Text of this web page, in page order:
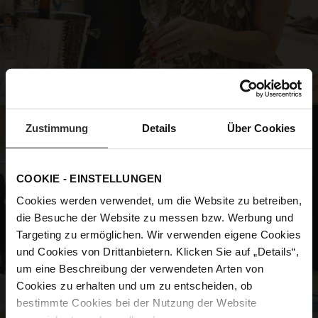
Zustimmung Details Über Cookies
COOKIE - EINSTELLUNGEN
Cookies werden verwendet, um die Website zu betreiben,
die Besuche der Website zu messen bzw. Werbung und
Targeting zu ermöglichen. Wir verwenden eigene Cookies
und Cookies von Drittanbietern. Klicken Sie auf „Details“,
um eine Beschreibung der verwendeten Arten von
Cookies zu erhalten und um zu entscheiden, ob
bestimmte Cookies bei der Nutzung der Website